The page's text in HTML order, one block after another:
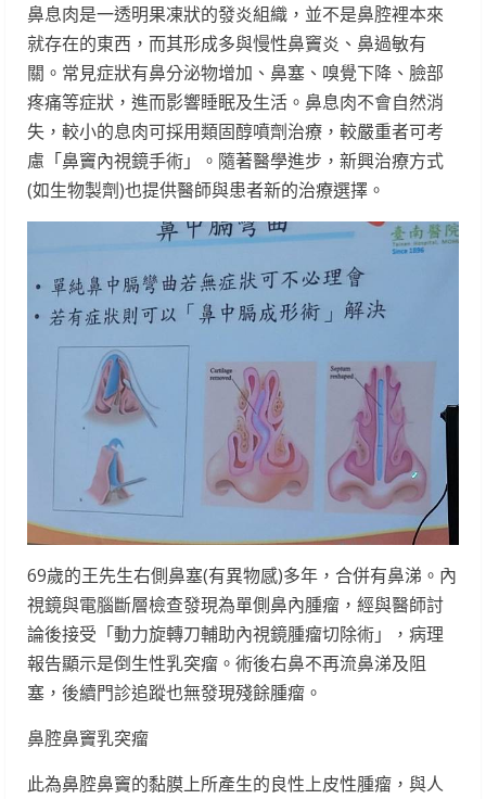
鼻息肉是一透明果凍狀的發炎組織，並不是鼻腔裡本來
就存在的東西，而其形成多與慢性鼻竇炎、鼻過敏有
關。常見症狀有鼻分泌物增加、鼻塞、嗅覺下降、臉部
疼痛等症狀，進而影響睡眠及生活。鼻息肉不會自然消
失，較小的息肉可採用類固醇噴劑治療，較嚴重者可考
慮「鼻竇內視鏡手術」。隨著醫學進步，新興治療方式
(如生物製劑)也提供醫師與患者新的治療選擇。
69歲的王先生右側鼻塞(有異物感)多年，合併有鼻涕。內
視鏡與電腦斷層檢查發現為單側鼻內腫瘤，經與醫師討
論後接受「動力旋轉刀輔助內視鏡腫瘤切除術」，病理
報告顯示是倒生性乳突瘤。術後右鼻不再流鼻涕及阻
塞，後續門診追蹤也無發現殘餘腫瘤。
鼻腔鼻竇乳突瘤
此為鼻腔鼻竇的黏膜上所產生的良性上皮性腫瘤，與人